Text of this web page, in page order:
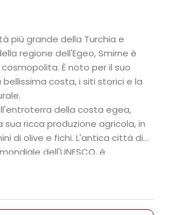
più grande della Turchia e
regione dell'Egeo, Smirne è
È noto per il suo
costa, i siti storici e la
della costa egea,
sua ricca produzione agricola, in
di olive e fichi. L'antica città di
dell'UNESCO, è
Denizli è famosa per
un altro sito patrimonio